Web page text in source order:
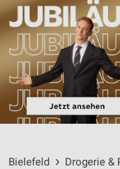
Bielefeld Drogerie &